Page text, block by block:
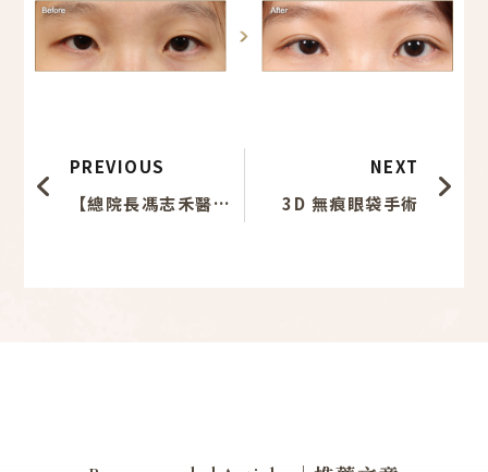
PREVIOUS
【總院長馮志禾醫師】受邀擔任「眼袋及淚溝的治療方針」講師－2018 第9屆亞洲顏面整形重建外科醫學研討會 9th AFPSS Congress & 25th TAFPRS Annual Meeting
NEXT
3D 無痕眼袋手術